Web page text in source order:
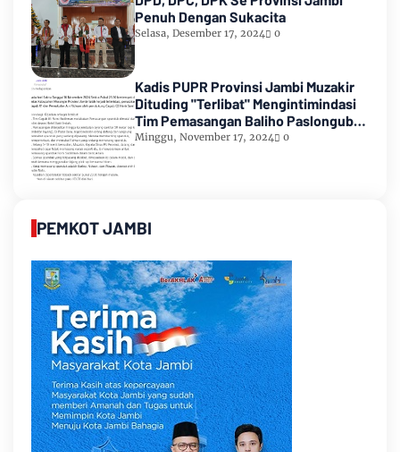
Penuh Dengan Sukacita
Selasa, Desember 17, 2024 0
Kadis PUPR Provinsi Jambi Muzakir
Dituding "Terlibat" Mengintimindasi
Tim Pemasangan Baliho Paslongub
Romi-Sudirman
Minggu, November 17, 2024 0
PEMKOT JAMBI